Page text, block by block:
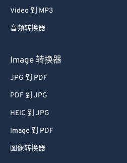
Video 到 MP3
音频转换器
Image 转换器
JPG 到 PDF
PDF 到 JPG
HEIC 到 JPG
Image 到 PDF
图像转换器